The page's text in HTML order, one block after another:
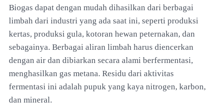
Biogas dapat dengan mudah dihasilkan dari berbagai
limbah dari industri yang ada saat ini, seperti produksi
kertas, produksi gula, kotoran hewan peternakan, dan
sebagainya. Berbagai aliran limbah harus diencerkan
dengan air dan dibiarkan secara alami berfermentasi,
menghasilkan gas metana. Residu dari aktivitas
fermentasi ini adalah pupuk yang kaya nitrogen, karbon,
dan mineral.